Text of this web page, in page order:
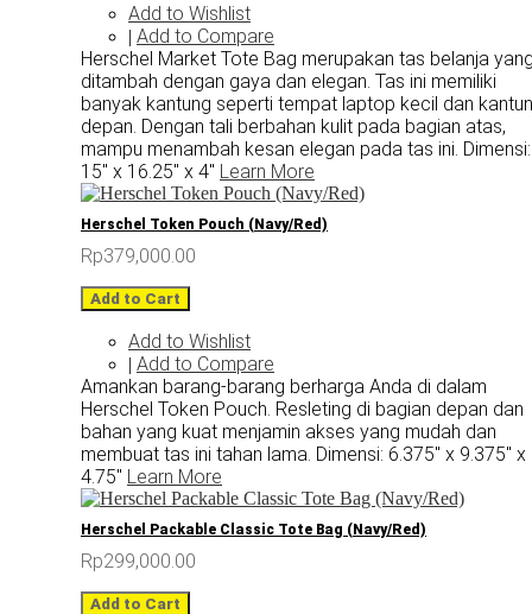
Add to Wishlist
| Add to Compare
Herschel Market Tote Bag merupakan tas belanja
ditambah dengan gaya dan elegan. Tas ini memiliki
banyak kantung seperti tempat laptop kecil dan
depan. Dengan tali berbahan kulit pada bagian atas,
mampu menambah kesan elegan pada tas ini. Dimensi:
15" x 16.25" x 4" Learn More
Herschel Token Pouch (Navy/Red)
Rp379,000.00
Add to Cart
Add to Wishlist
| Add to Compare
Amankan barang-barang berharga Anda di dalam
Herschel Token Pouch. Resleting di bagian depan dan
bahan yang kuat menjamin akses yang mudah dan
membuat tas ini tahan lama. Dimensi: 6.375" x 9.375" x
4.75" Learn More
Herschel Packable Classic Tote Bag (Navy/Red)
Rp299,000.00
Add to Cart